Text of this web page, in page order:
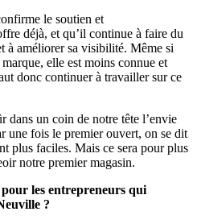
le soutien et
déjà, et qu’il continue à faire du
à améliorer sa visibilité. Même si
elle est moins connue et
donc continuer à travailler sur ce
dans un coin de notre tête l’envie
une fois le premier ouvert, on se dit
plus faciles. Mais ce sera pour plus
notre premier magasin.
les entrepreneurs qui
?